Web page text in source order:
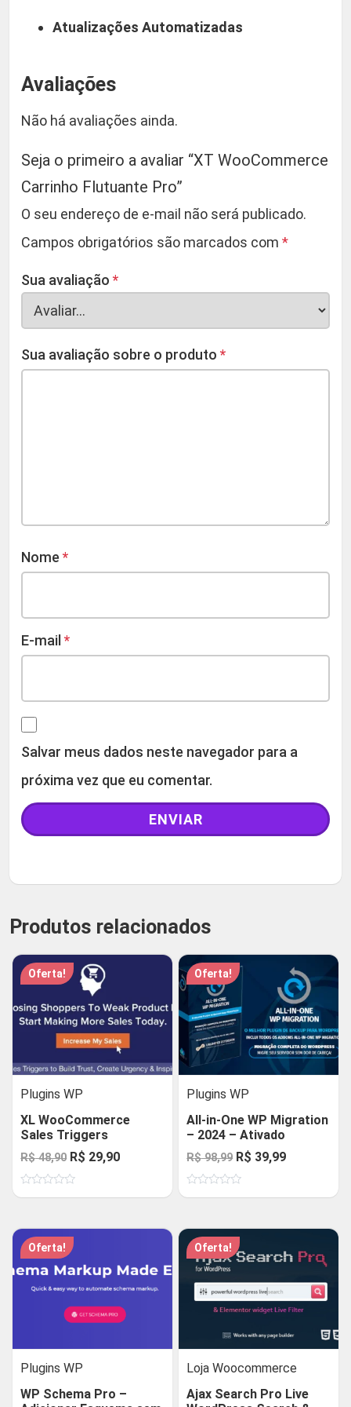
Atualizações Automatizadas
Avaliações
Não há avaliações ainda.
Seja o primeiro a avaliar “XT WooCommerce
Carrinho Flutuante Pro”
O seu endereço de e-mail não será publicado.
Campos obrigatórios são marcados com *
Sua avaliação *
Sua avaliação sobre o produto *
Nome *
E-mail *
Salvar meus dados neste navegador para a
próxima vez que eu comentar.
Produtos relacionados
Oferta!
Plugins WP
XL WooCommerce
Sales Triggers
R$48,90 O
preço
original
R$ 48,90.
R$ 29,90O
atual
R$ 29,90.
Oferta!
Plugins WP
All-in-One WP Migration
– 2024 – Ativado
R$98,99 O
preço
original
R$ 98,99.
R$ 39,99O
atual
R$ 39,99.
Oferta!
Plugins WP
WP Schema Pro –
Oferta!
Loja Woocommerce
Ajax Search Pro Live